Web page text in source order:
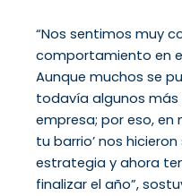
“Nos sentimos muy
comportamiento en
Aunque muchos se
todavía algunos más
empresa; por eso, en
tu barrio’ nos
estrategia y ahora
finalizar el año”,